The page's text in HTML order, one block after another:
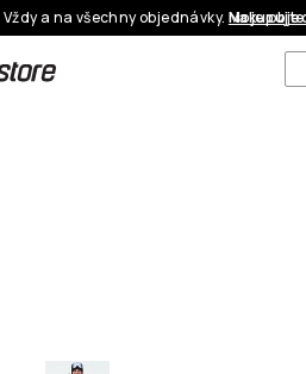
Vždy a na všechny objednávky. Moje